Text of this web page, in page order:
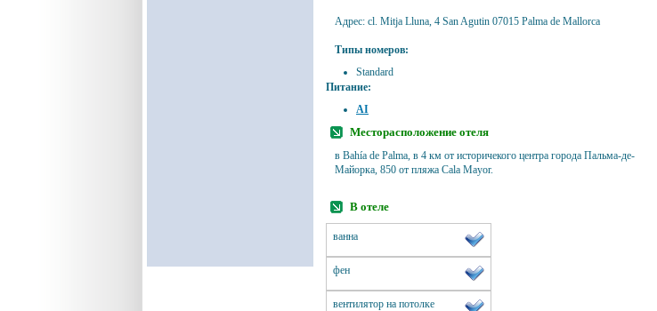
Адрес: сl. Mitja Lluna, 4 San Agutin 07015 Palma de Mallorca
Типы номеров:
Standard
Питание:
AI
Месторасположение отеля
в Bahía de Palma, в 4 км от историчекого центра города Пальма-де-
Майорка, 850 от пляжа Cala Mayor.
В отеле
ванна
фен
вентилятор на потолке